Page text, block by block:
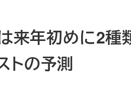
来年初めに2
トの予測